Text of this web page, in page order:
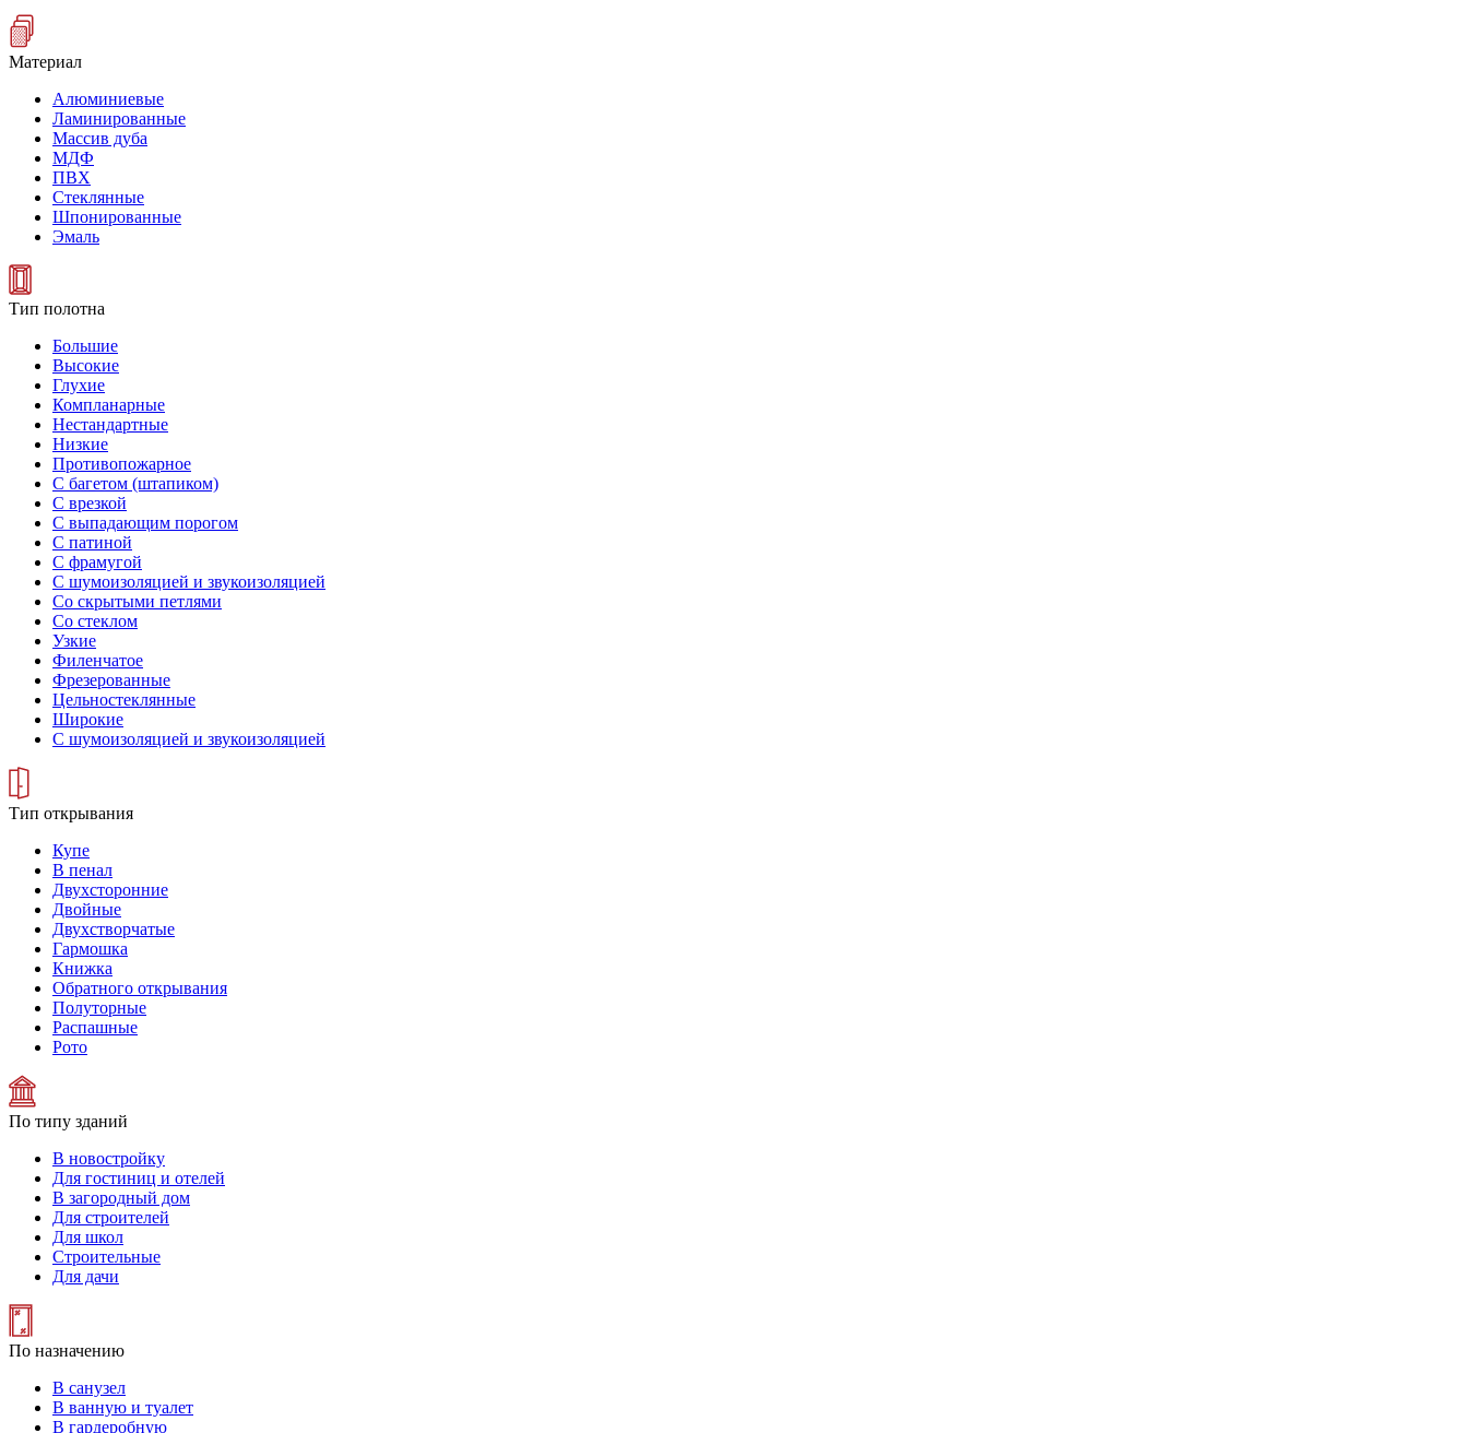
Материал
Алюминиевые
Ламинированные
Массив дуба
МДФ
ПВХ
Стеклянные
Шпонированные
Эмаль
Тип полотна
Большие
Высокие
Глухие
Компланарные
Нестандартные
Низкие
Противопожарное
С багетом (штапиком)
С врезкой
С выпадающим порогом
С патиной
С фрамугой
С шумоизоляцией и звукоизоляцией
Со скрытыми петлями
Со стеклом
Узкие
Филенчатое
Фрезерованные
Цельностеклянные
Широкие
С шумоизоляцией и звукоизоляцией
Тип открывания
Купе
В пенал
Двухсторонние
Двойные
Двухстворчатые
Гармошка
Книжка
Обратного открывания
Полуторные
Распашные
Рото
По типу зданий
В новостройку
Для гостиниц и отелей
В загородный дом
Для строителей
Для школ
Строительные
Для дачи
По назначению
В санузел
В ванную и туалет
В гардеробную